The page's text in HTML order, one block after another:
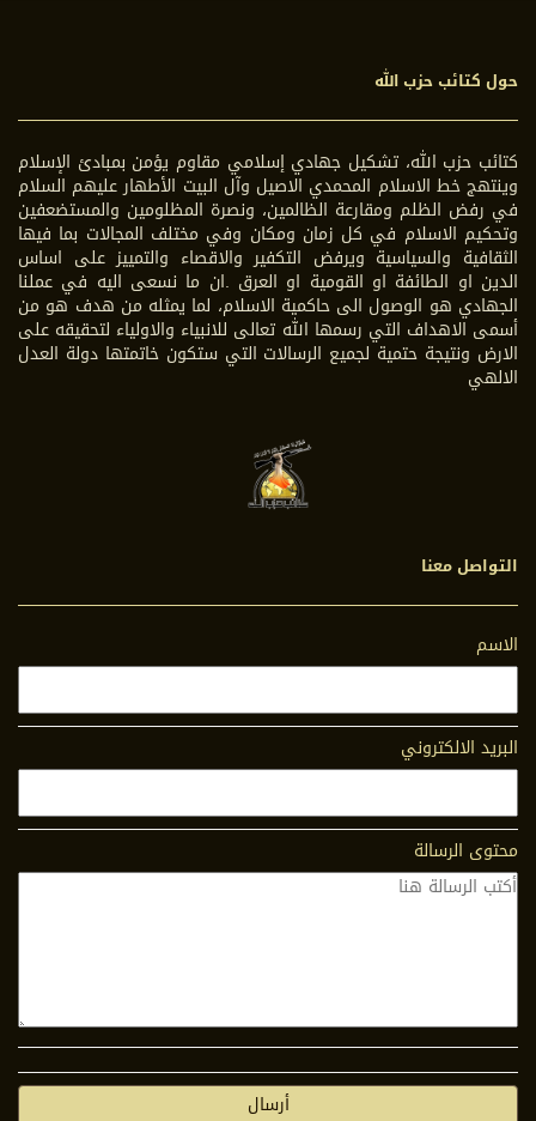
حول كتائب حزب الله
كتائب حزب الله، تشكيل جهادي إسلامي مقاوم يؤمن بمبادئ الإسلام
وينتهج خط الاسلام المحمدي الاصيل وآل البيت الأطهار عليهم السلام
في رفض الظلم ومقارعة الظالمين، ونصرة المظلومين والمستضعفين
وتحكيم الاسلام في كل زمان ومكان وفي مختلف المجالات بما فيها
الثقافية والسياسية ويرفض التكفير والاقصاء والتمييز على اساس
الدين او الطائفة او القومية او العرق .ان ما نسعى اليه في عملنا
الجهادي هو الوصول الى حاكمية الاسلام، لما يمثله من هدف هو من
أسمى الاهداف التي رسمها الله تعالى للانبياء والاولياء لتحقيقه على
الارض ونتيجة حتمية لجميع الرسالات التي ستكون خاتمتها دولة العدل
الالهي
التواصل معنا
الاسم
البريد الالكتروني
محتوى الرسالة